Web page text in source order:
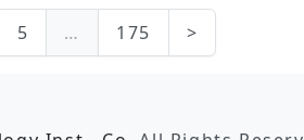
5 … 175 >